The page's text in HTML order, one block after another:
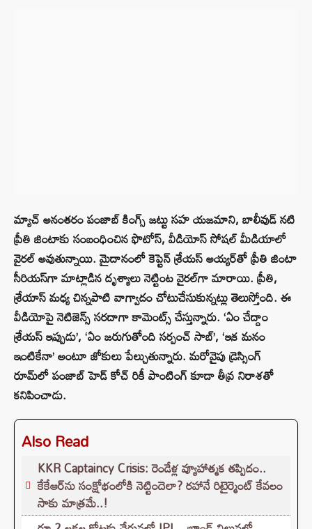
మ్యాచ్ అనంతరం పంజాబ్ కింగ్స్‌ జట్టు సహ యజమాని, బాలీవుడ్ నటి
ప్రీతి జింటాకు సంబంధించిన ఫొటోస్, వీడియోస్ సోషల్ మీడియాలో
వైరల్ అవుతున్నాయి. మైదానంలో కెప్టెన్ శ్రేయస్ అయ్యర్‌తో ప్రీతి జింటా
సీరియస్‌గా మాట్లాడిన దృశ్యాలు నెట్టింట వైరల్‌గా మారాయి. ప్రీతి,
శ్రేయాస్ మధ్య చిన్నపాటి వాగ్వాదం చోటుచేసుకున్నట్లు తెలుస్తోంది. ఈ
వీడియోపై నెటిజెన్స్ సరదాగా కామెంట్స్ చేస్తున్నారు. ‘ఏం చేద్దాం
శ్రేయస్ ఇప్పుడు’, ‘ఏం జరుగుతోంది సర్పంచ్ సాబ్’, ‘ఇక మనం
ఇంటికేనా’ అంటూ జోకులు పేల్చుతున్నారు. మరోవైపు డ్రెస్సింగ్
రూమ్‌లో పంజాబ్ హెడ్ కోచ్ రికీ పాంటింగ్ కూడా తీవ్ర నిరాశతో
కనిపించాడు.
Also Read
KKR Captaincy Crisis: రెండేళ్ల వ్యూహాత్మక తప్పిదం..
కేకేఆర్‌ను సంక్షోభంలోకి నెట్టిందెలా? రహానే రిటైర్మెంట్ కేవలం
సాకు మాత్రమే..!